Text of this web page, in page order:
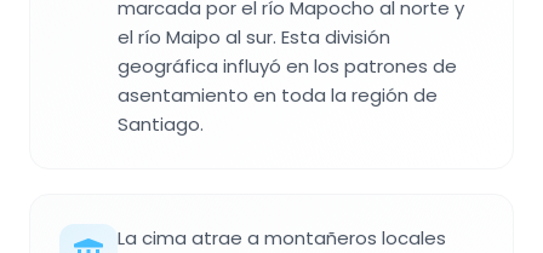
marcada por el río Mapocho al norte y
el río Maipo al sur. Esta división
geográfica influyó en los patrones de
asentamiento en toda la región de
Santiago.
La cima atrae a montañeros locales